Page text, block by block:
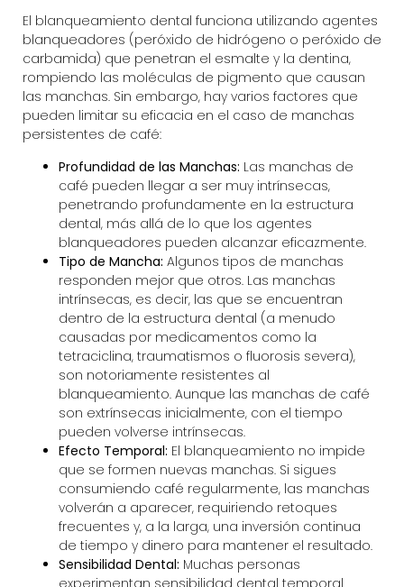
El blanqueamiento dental funciona utilizando agentes
blanqueadores (peróxido de hidrógeno o peróxido de
carbamida) que penetran el esmalte y la dentina,
rompiendo las moléculas de pigmento que causan
las manchas. Sin embargo, hay varios factores que
pueden limitar su eficacia en el caso de manchas
persistentes de café:
Profundidad de las Manchas: Las manchas de
café pueden llegar a ser muy intrínsecas,
penetrando profundamente en la estructura
dental, más allá de lo que los agentes
blanqueadores pueden alcanzar eficazmente.
Tipo de Mancha: Algunos tipos de manchas
responden mejor que otros. Las manchas
intrínsecas, es decir, las que se encuentran
dentro de la estructura dental (a menudo
causadas por medicamentos como la
tetraciclina, traumatismos o fluorosis severa),
son notoriamente resistentes al
blanqueamiento. Aunque las manchas de café
son extrínsecas inicialmente, con el tiempo
pueden volverse intrínsecas.
Efecto Temporal: El blanqueamiento no impide
que se formen nuevas manchas. Si sigues
consumiendo café regularmente, las manchas
volverán a aparecer, requiriendo retoques
frecuentes y, a la larga, una inversión continua
de tiempo y dinero para mantener el resultado.
Sensibilidad Dental: Muchas personas
experimentan sensibilidad dental temporal